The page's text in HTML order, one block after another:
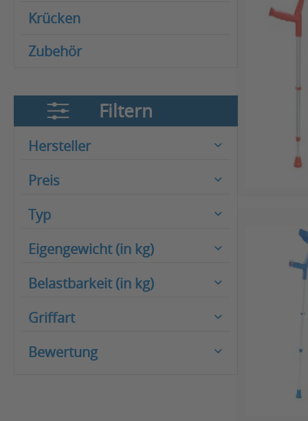
Krücken
Zubehör
Filtern
Hersteller
OSSENBERG
Preis
Typ
Unterarmgehstützen
Eigengewicht (in kg)
1,2
Belastbarkeit (in kg)
Griffart
Ergonomisch
Bewertung